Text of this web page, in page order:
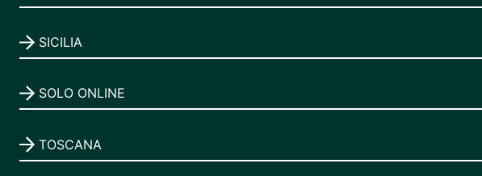
SICILIA
SOLO ONLINE
TOSCANA